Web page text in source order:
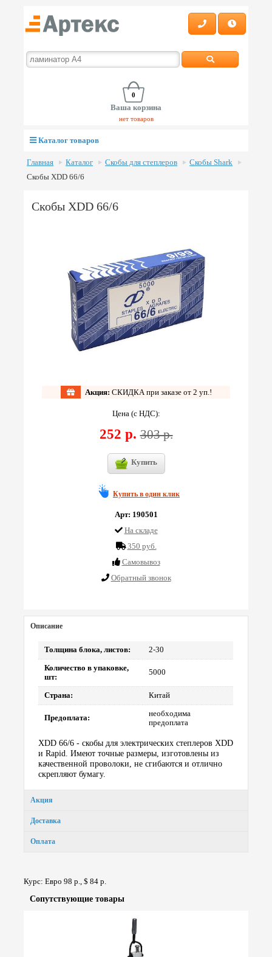
0
Ваша корзина
нет товаров
Каталог товаров
Главная Каталог Скобы для степлеров
Скобы Shark
Скобы XDD 66/6
Скобы XDD 66/6
Акция: СКИДКА при заказе от 2 уп.!
Цена (с НДС):
252 р.303 р.
Купить
Купить в один клик
Арт: 190501
На складе
350 руб.
Cамовывоз
Обратный звонок
Описание
Толщина блока, листов: 2-30
Количество в упаковке,
шт:
5000
Страна: Китай
Предоплата:
необходима
предоплата
XDD 66/6 - скобы для электрических степлеров XDD
и Rapid. Имеют точные размеры, изготовлены из
качественной проволоки, не сгибаются и отлично
скрепляют бумагу.
Акция
Доставка
Оплата
Курс: Евро 98 р., $ 84 р.
Сопут­ствую­щие товары